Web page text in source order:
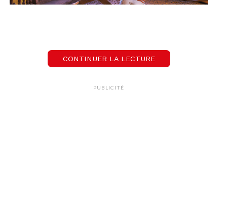
Les films d’animation à voir
CONTINUER LA LECTURE
PUBLICITÉ